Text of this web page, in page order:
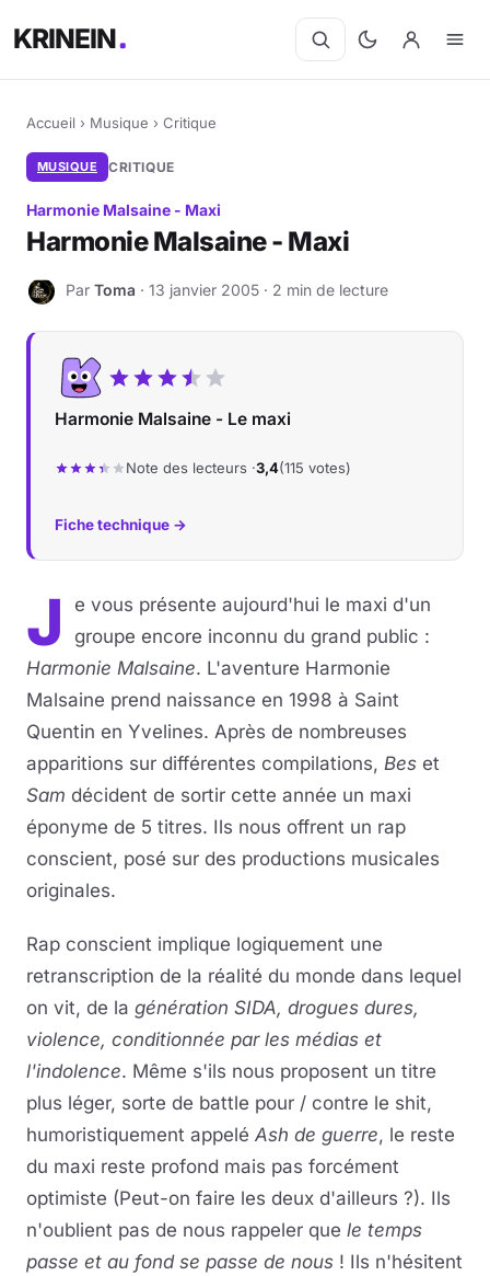
KRINEIN
Accueil › Musique › Critique
MUSIQUE CRITIQUE
Harmonie Malsaine - Maxi
Harmonie Malsaine - Maxi
T Par Toma · 13 janvier 2005 · 2 min de lecture
Harmonie Malsaine - Le maxi
Note des lecteurs ·3,4(115 votes)
Fiche technique →
J
e vous présente aujourd'hui le maxi d'un
groupe encore inconnu du grand public :
Harmonie Malsaine. L'aventure Harmonie
Malsaine prend naissance en 1998 à Saint
Quentin en Yvelines. Après de nombreuses
apparitions sur différentes compilations, Bes et
Sam décident de sortir cette année un maxi
éponyme de 5 titres. Ils nous offrent un rap
conscient, posé sur des productions musicales
originales.
Rap conscient implique logiquement une
retranscription de la réalité du monde dans lequel
on vit, de la génération SIDA, drogues dures,
violence, conditionnée par les médias et
l'indolence. Même s'ils nous proposent un titre
plus léger, sorte de battle pour / contre le shit,
humoristiquement appelé Ash de guerre, le reste
du maxi reste profond mais pas forcément
optimiste (Peut-on faire les deux d'ailleurs ?). Ils
n'oublient pas de nous rappeler que le temps
passe et au fond se passe de nous ! Ils n'hésitent